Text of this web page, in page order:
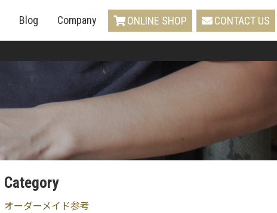
Blog Company ONLINE SHOP CONTACT US
Category
オーダーメイド参考